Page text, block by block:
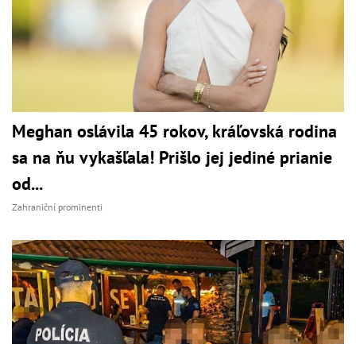
Meghan oslávila 45 rokov, kráľovská rodina
sa na ňu vykašľala! Prišlo jej jediné prianie
od...
Zahraniční prominenti